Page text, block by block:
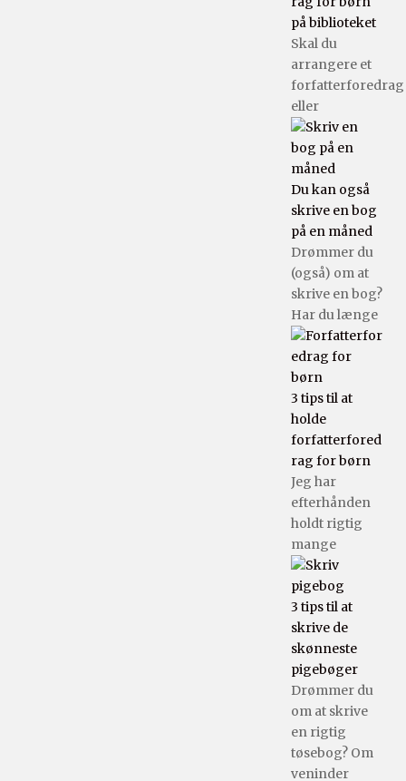
på biblioteket
Skal du
arrangere et
forfatterforedrag
eller
Du kan også
skrive en bog
på en måned
Drømmer du
(også) om at
skrive en bog?
Har du længe
3 tips til at
holde
forfatterfored
rag for børn
Jeg har
efterhånden
holdt rigtig
mange
3 tips til at
skrive de
skønneste
pigebøger
Drømmer du
om at skrive
en rigtig
tøsebog? Om
veninder